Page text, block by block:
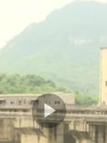
Play